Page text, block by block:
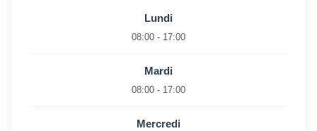
Lundi
08:00 - 17:00
Mardi
08:00 - 17:00
Mercredi